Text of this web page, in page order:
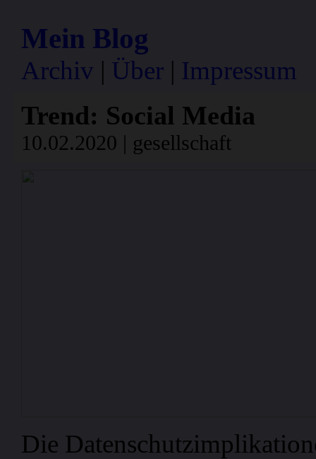
Mein Blog
Archiv | Über | Impressum
Trend: Social Media
10.02.2020 | gesellschaft
Die